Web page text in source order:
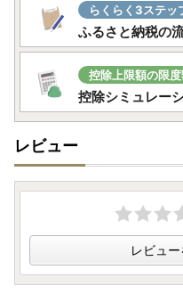
らず、申請時のメールア
そこから同受付書をダウ
メールアドレスのない方
済書】を郵送いたします。
■お礼の品について
・配送は生産者または、
す。
・発送期日は、あくまで
・同日にお申込いただい
り、別々に配送される場
・梱包破損の状態で届い
さい。
らくらく3ステッ
ふるさと納税の
控除上限額の限
控除シミュレー
レビュー
レビュ